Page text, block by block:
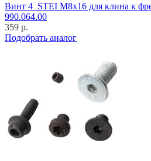
Винт 4_STEI M8x16 для клина к
990.064.00
359 р.
Подобрать аналог